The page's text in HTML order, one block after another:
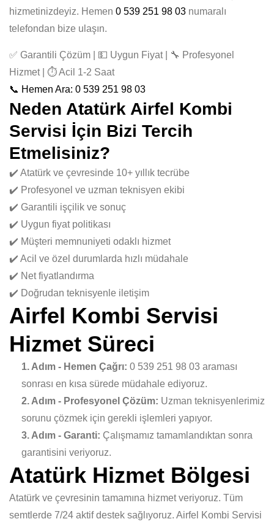
hizmetinizdeyiz. Hemen 0 539 251 98 03 numaralı
telefondan bize ulaşın.
✅ Garantili Çözüm | 💵 Uygun Fiyat | 🔧 Profesyonel
Hizmet | ⏱️ Acil 1-2 Saat
📞 Hemen Ara: 0 539 251 98 03
Neden Atatürk Airfel Kombi
Servisi İçin Bizi Tercih
Etmelisiniz?
✔️ Atatürk ve çevresinde 10+ yıllık tecrübe
✔️ Profesyonel ve uzman teknisyen ekibi
✔️ Garantili işçilik ve sonuç
✔️ Uygun fiyat politikası
✔️ Müşteri memnuniyeti odaklı hizmet
✔️ Acil ve özel durumlarda hızlı müdahale
✔️ Net fiyatlandırma
✔️ Doğrudan teknisyenle iletişim
Airfel Kombi Servisi
Hizmet Süreci
1. Adım - Hemen Çağrı: 0 539 251 98 03 araması
sonrası en kısa sürede müdahale ediyoruz.
2. Adım - Profesyonel Çözüm: Uzman teknisyenlerimiz
sorunu çözmek için gerekli işlemleri yapıyor.
3. Adım - Garanti: Çalışmamız tamamlandıktan sonra
garantisini veriyoruz.
Atatürk Hizmet Bölgesi
Atatürk ve çevresinin tamamına hizmet veriyoruz. Tüm
semtlerde 7/24 aktif destek sağlıyoruz. Airfel Kombi Servisi